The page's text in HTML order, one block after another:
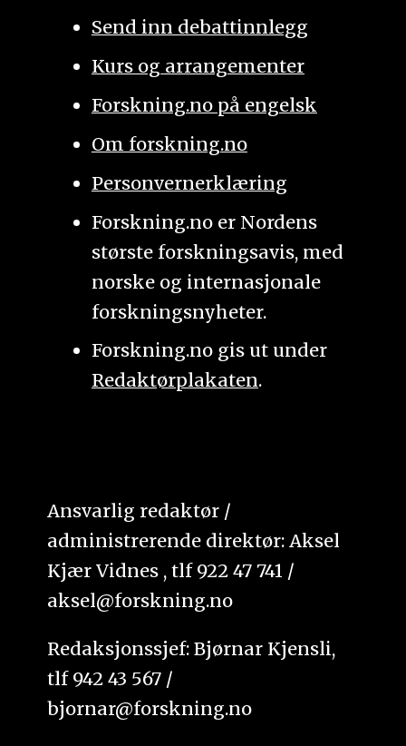
Send inn debattinnlegg
Kurs og arrangementer
Forskning.no på engelsk
Om forskning.no
Personvernerklæring
Forskning.no er Nordens
største forskningsavis, med
norske og internasjonale
forskningsnyheter.
Forskning.no gis ut under
Redaktørplakaten.
Ansvarlig redaktør /
administrerende direktør: Aksel
Kjær Vidnes , tlf 922 47 741 /
aksel@forskning.no
Redaksjonssjef: Bjørnar Kjensli,
tlf 942 43 567 /
bjornar@forskning.no